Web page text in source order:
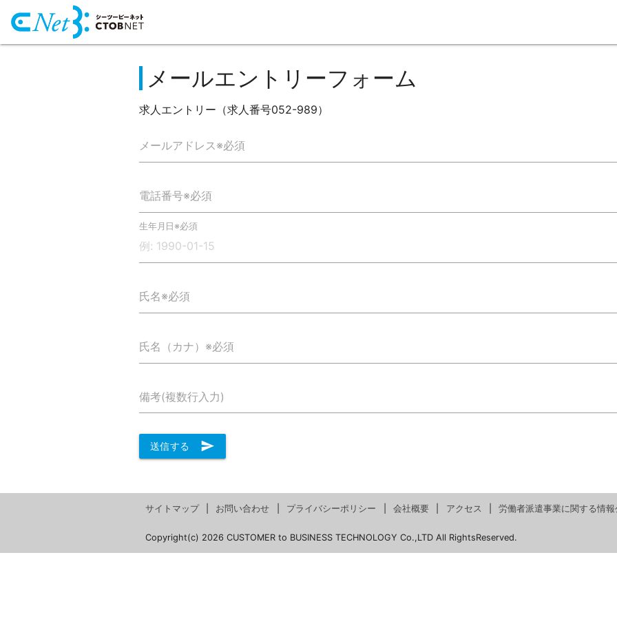
メールエントリーフォーム
求人エントリー（求人番号052-989）
メールアドレス※必須
電話番号※必須
生年月日※必須
氏名※必須
氏名（カナ）※必須
備考(複数行入力)
送信する send
サイトマップ お問い合わせ プライバシーポリシー 会社概要 アクセス 労働者派遣事業に関する情
Copyright(c) 2026 CUSTOMER to BUSINESS TECHNOLOGY Co.,LTD All RightsReserved.